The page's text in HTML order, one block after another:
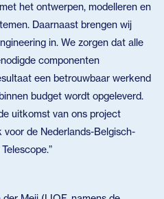
het ontwerpen, modelleren en
Daarnaast brengen wij
in. We zorgen dat alle
componenten
een betrouwbaar werkend
budget wordt opgeleverd.
uitkomst van ons project
de Nederlands-Belgisch-